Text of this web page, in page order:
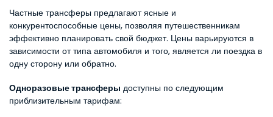
Частные трансферы предлагают ясные и
конкурентоспособные цены, позволяя путешественникам
эффективно планировать свой бюджет. Цены варьируются в
зависимости от типа автомобиля и того, является ли поездка в
одну сторону или обратно.
Одноразовые трансферы доступны по следующим
приблизительным тарифам: